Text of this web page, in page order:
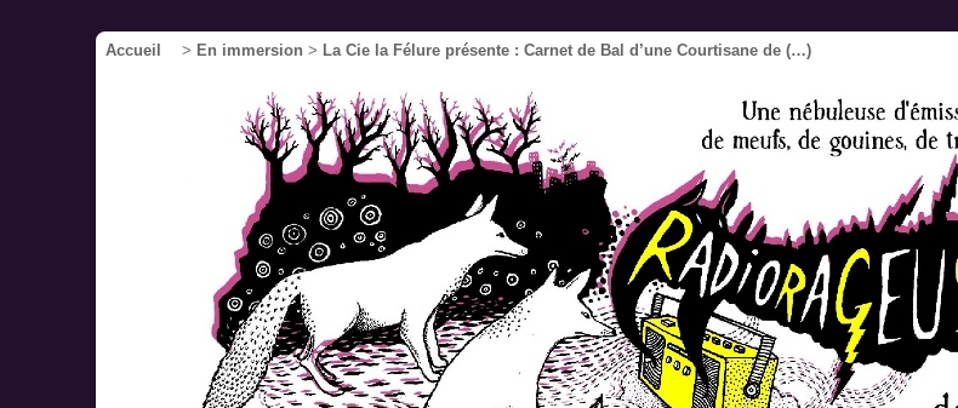
Accueil > En immersion > La Cie la Félure présente : Carnet de Bal d’une Courtisane de (…)